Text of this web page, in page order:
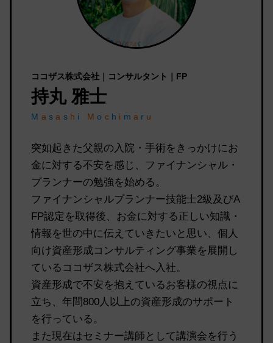
ココザス株式会社｜コンサルタント｜FP
持丸 雅士
M asa s h i Mo c h i m a r u
突如起きた父親の入院・手術をきっかけにお
金に対する不安を感じ、ファイナンシャル・
プランナーの勉強を始める。
ファイナンシャルプランナー技能士2級及びA
FP認定を取得後、お金に対する正しい知識・
情報を世の中に伝えていきたいと思い、個人
向け資産形成コンサルティング事業を展開し
ているココザス株式会社へ入社。
資産形成で不安を抱えているお客様の視点に
立ち、年間800人以上の資産形成のサポート
を行っている。
また現在はセミナー講師として講演会を行う